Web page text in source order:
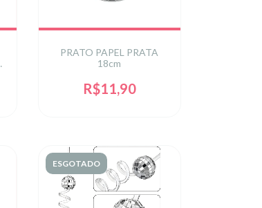
PRATO PAPEL PRATA
18cm
R$11,90
ESGOTADO